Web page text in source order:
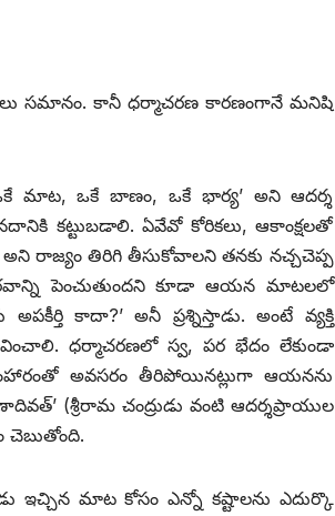
సమానం. కానీ ధర్మాచరణ కారణంగానే మనిషి
మాట, ఒకే బాణం, ఒకే భార్య’ అని ఆదర్శ
కట్టుబడాలి. ఏవేవో కోరికలు, ఆకాంక్షలతో
రాజ్యం తిరిగి తీసుకోవాలని తనకు నచ్చచెప్ప
పెంచుతుందని కూడా ఆయన మాటలలో
కాదా?’ అనీ ప్రశ్నిస్తాడు. అంటే వ్యక్తి
ధర్మాచరణలో స్వ, పర భేదం లేకుండా
అవసరం తీరిపోయినట్లుగా ఆయనను
(శ్రీ‌రామ చంద్రుడు వంటి ఆదర్శప్రాయుల
ఇచ్చిన మాట కోసం ఎన్నో కష్టాలను ఎదుర్కొ